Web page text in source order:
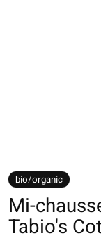
bio/organic
Mi-
Tabio's